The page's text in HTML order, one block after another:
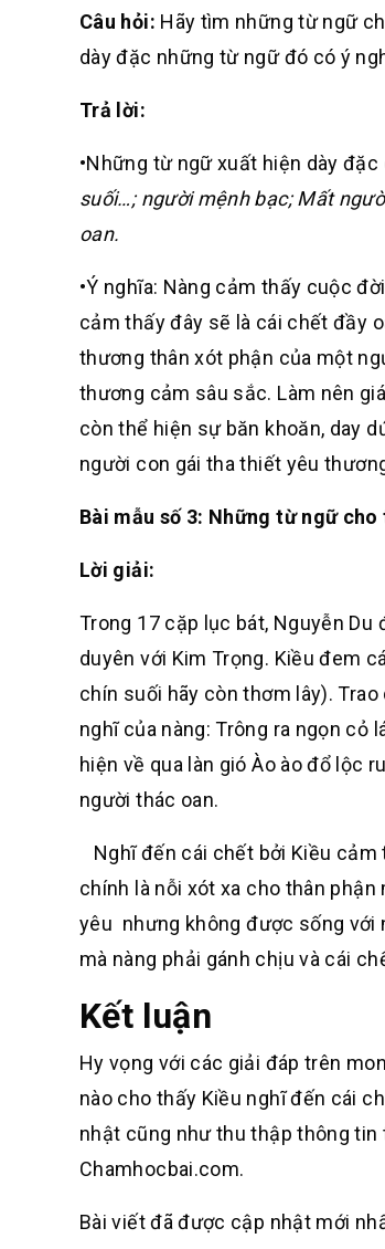
Câu hỏi: Hãy tìm những từ ngữ
dày đặc những từ ngữ đó có ý
Trả lời:
•Những từ ngữ xuất hiện dày
suối…; người mệnh bạc; Mất
oan.
•Ý nghĩa: Nàng cảm thấy cuộc
cảm thấy đây sẽ là cái chết đầy
thương thân xót phận của một
thương cảm sâu sắc. Làm nên
còn thể hiện sự băn khoăn, day
người con gái tha thiết yêu
Bài mẫu số 3: Những từ ngữ
Lời giải:
Trong 17 cặp lục bát, Nguyễn
duyên với Kim Trọng. Kiều đem
chín suối hãy còn thơm lây). Trao
nghĩ của nàng:Trông ra ngọn cỏ
hiện về qua làn gióÀo ào đổ lộc
người thác oan.
Nghĩ đến cái chết bởi Kiều cảm
chính là nỗi xót xa cho thân
yêu nhưng không được sống với
mà nàng phải gánh chịu và cái
Kết luận
Hy vọng với các giải đáp trên
nào cho thấy Kiều nghĩ đến cái
nhật cũng như thu thập thông tin
Chamhocbai.com.
Bài viết đã được cập nhật mới